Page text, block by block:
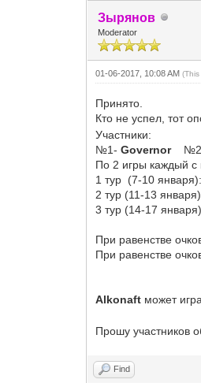
Зырянов
Moderator
01-06-2017, 10:08 AM
Принято.
Кто не успел, тот
Участники:
№1-Governor
По 2 игры каждый с
1 тур (7-10
2 тур (11-13
3 тур (14-17
При равенстве
При равенстве
Alkonaft может
Прошу участников
Find